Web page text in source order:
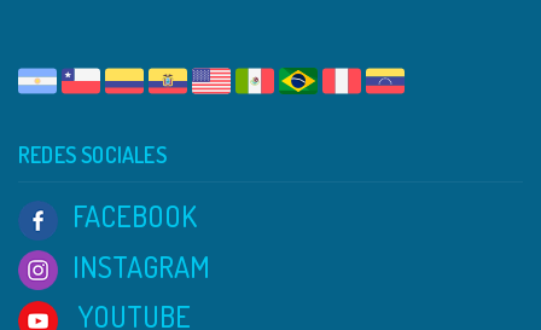
REDES SOCIALES
FACEBOOK
INSTAGRAM
YOUTUBE